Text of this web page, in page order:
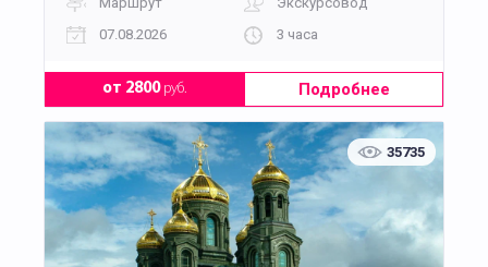
07.08.2026
3 часа
от 2800руб. Подробнее
35735